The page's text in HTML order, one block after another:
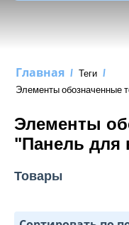
Главная / Теги /
Элементы обозначенные
Элементы
"Панель для
Товары